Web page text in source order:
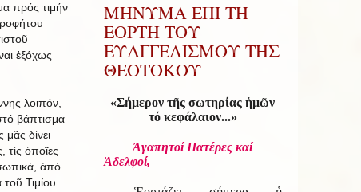
πρός τιμήν
ἐξόχως
λοιπόν,
βάπτισμα
μᾶς δίνει
τίς ὁποῖες
ἀπό
Τιμίου
ΜΗΝΥΜΑ ΕΠΙ ΤΗ
ΕΟΡΤΗ ΤΟΥ
ΕΥΑΓΓΕΛΙΣΜΟΥ ΤΗΣ
ΘΕΟΤΟΚΟΥ
«Σήμερον τῆς σωτηρίας ἡμῶν
τό κεφάλαιον...»
Ἀγαπητοί Πατέρες καί
Ἀδελφοί,